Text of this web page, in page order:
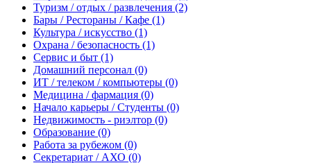
Туризм / отдых / развлечения (2)
Бары / Рестораны / Кафе (1)
Культура / искусство (1)
Охрана / безопасность (1)
Сервис и быт (1)
Домашний персонал (0)
ИТ / телеком / компьютеры (0)
Медицина / фармация (0)
Начало карьеры / Студенты (0)
Недвижимость - риэлтор (0)
Образование (0)
Работа за рубежом (0)
Секретариат / АХО (0)